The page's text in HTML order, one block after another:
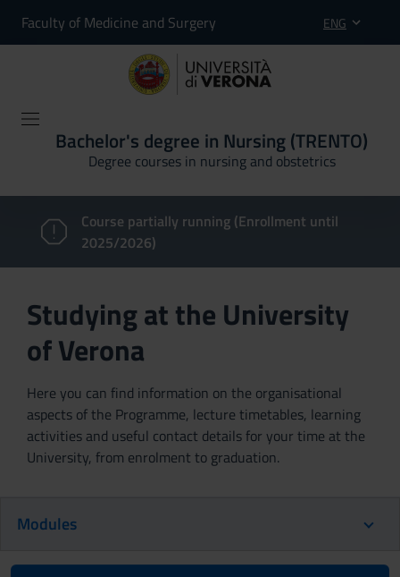
Faculty of Medicine and Surgery ENG
Bachelor's degree in Nursing (TRENTO)
Degree courses in nursing and obstetrics
Course partially running (Enrollment until
2025/2026)
Studying at the University
of Verona
Here you can find information on the organisational
aspects of the Programme, lecture timetables, learning
activities and useful contact details for your time at the
University, from enrolment to graduation.
Modules